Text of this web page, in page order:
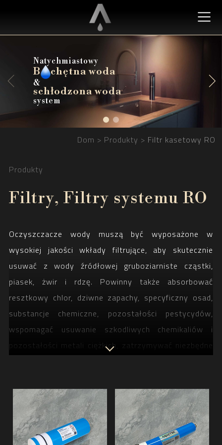
Natychmiastowy
B chętna woda
&
schłodzona woda
system
B
chętna woda
schłodzona woda
Dom Produkty Filtr kasetowy RO
Produkty
Filtry, Filtry systemu RO
Oczyszczacze wody muszą być wyposażone w
wysokiej jakości wkłady filtrujące, aby skutecznie
usuwać z wody źródłowej gruboziarniste cząstki,
piasek, żwir i rdzę. Powinny także absorbować
resztkowy chlor, dziwne zapachy, specyficzny osad,
substancje chemiczne, pozostałości pestycydów,
wspomagać usuwanie szkodliwych chemikaliów i
pozostałości metali ciężkich, zatrzymywać niezbędne
poprawiać smak (gładkość i słodycz).
Wkłady filtracyjne AQUATEK obejmują procesy
oczyszczania wody zgodne ze specyfikacjami